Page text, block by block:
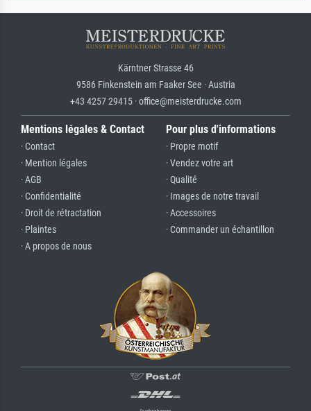
Kärntner Strasse 46
9586 Finkenstein am Faaker See · Austria
+43 4257 29415 · office@meisterdrucke.com
Mentions légales & Contact
· Contact
· Mention légales
· AGB
· Confidentialité
· Droit de rétractation
· Plaintes
· A propos de nous
Pour plus d'informations
· Propre motif
· Vendez votre art
· Qualité
· Images de notre travail
· Accessoires
· Commander un échantillon